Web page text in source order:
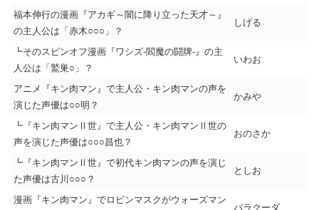
福本伸行の漫画『アカギ～闇に降り立った天才～』
の主人公は「赤木○○○」？
しげる
┗そのスピンオフ漫画『ワシズ-閻魔の闘牌-』の主
人公は「鷲巣○」？
いわお
アニメ『キン肉マン』で主人公・キン肉マンの声を
演じた声優は○○明？
かみや
┗『キン肉マンⅡ世』で主人公・キン肉マンⅡ世の
声を演じた声優は○○○昌也？
おのさか
┗『キン肉マンⅡ世』で初代キン肉マンの声を演じ
た声優は古川○○○？
としお
漫画『キン肉マン』でロビンマスクがウォーズマン
バラクーダ